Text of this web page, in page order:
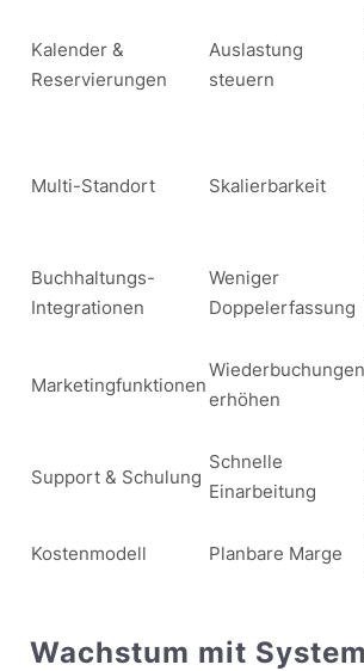
Kalender &
Reservierungen
Auslastung
steuern
Multi-Standort Skalierbarkeit
Buchhaltungs-
Integrationen
Weniger
Doppelerfassung
Marketingfunktionen
Wiederbuchungen
erhöhen
Support & Schulung
Schnelle
Einarbeitung
Kostenmodell Planbare Marge
Wachstum mit